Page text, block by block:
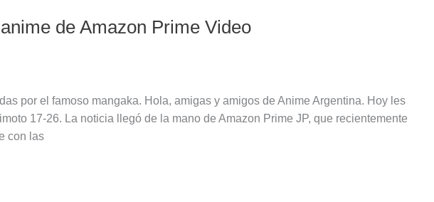
de Amazon Prime Video
por el famoso mangaka. Hola, amigas y amigos de Anime Argentina. Hoy les
17-26. La noticia llegó de la mano de Amazon Prime JP, que recientemente
con las